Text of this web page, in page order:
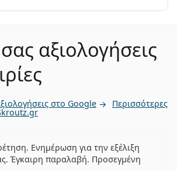
αξιολογήσεις
στο Google Περισσότερες
Ενημέρωση για την εξέλιξη
Έγκαιρη παραλαβή. Προσεγμένη